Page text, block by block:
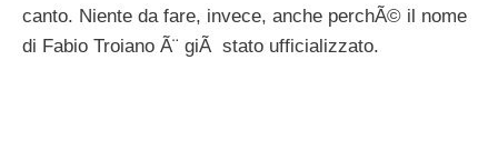
canto. Niente da fare, invece, anche perchÃ© il nome
di Fabio Troiano Ã¨ giÃ stato ufficializzato.